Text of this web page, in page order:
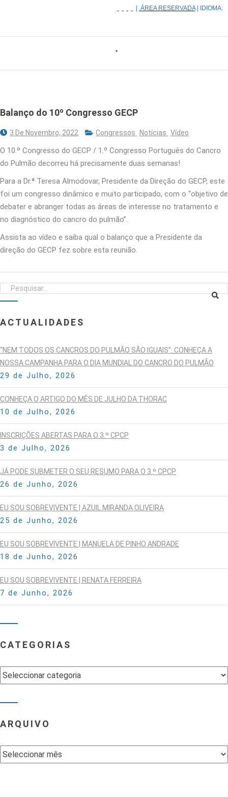
ÁREA RESERVADA| IDIOMA:
Balanço do 10º Congresso GECP
3 De Novembro, 2022 Congressos Notícias Vídeo
O 10.º Congresso do GECP / 1.º Congresso Português do Cancro
do Pulmão decorreu há precisamente duas semanas!
Para a Dr.ª Teresa Almodovar, Presidente da Direção do GECP, este
foi um congresso dinâmico e muito participado, com o “objetivo de
debater e abranger todas as áreas de interesse no tratamento e
no diagnóstico do cancro do pulmão”.
Assista ao vídeo e saiba qual o balanço que a Presidente da
direção do GECP fez sobre esta reunião.
ACTUALIDADES
“NEM TODOS OS CANCROS DO PULMÃO SÃO IGUAIS”: CONHEÇA A
NOSSA CAMPANHA PARA O DIA MUNDIAL DO CANCRO DO PULMÃO
29 de Julho, 2026
CONHEÇA O ARTIGO DO MÊS DE JULHO DA THORAC
10 de Julho, 2026
INSCRIÇÕES ABERTAS PARA O 3.º CPCP
3 de Julho, 2026
JÁ PODE SUBMETER O SEU RESUMO PARA O 3.º CPCP
26 de Junho, 2026
EU SOU SOBREVIVENTE | AZUIL MIRANDA OLIVEIRA
25 de Junho, 2026
EU SOU SOBREVIVENTE | MANUELA DE PINHO ANDRADE
18 de Junho, 2026
EU SOU SOBREVIVENTE | RENATA FERREIRA
7 de Junho, 2026
CATEGORIAS
Categorias
ARQUIVO
Arquivo